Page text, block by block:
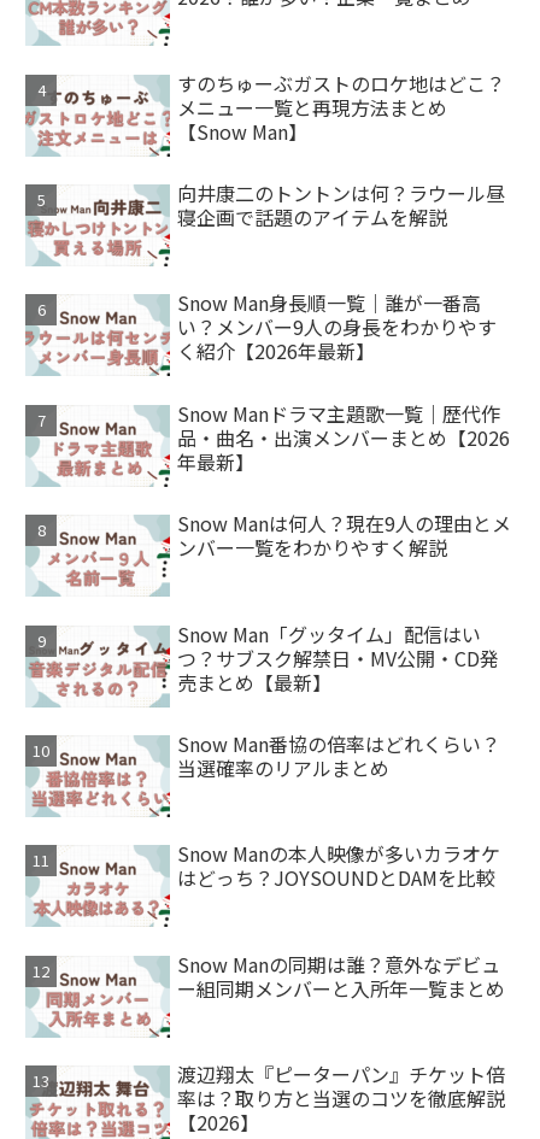
すのちゅーぶガストのロケ地はどこ？
メニュー一覧と再現方法まとめ
【Snow Man】
向井康二のトントンは何？ラウール昼
寝企画で話題のアイテムを解説
Snow Man身長順一覧｜誰が一番高
い？メンバー9人の身長をわかりやす
く紹介【2026年最新】
Snow Manドラマ主題歌一覧｜歴代作
品・曲名・出演メンバーまとめ【2026
年最新】
Snow Manは何人？現在9人の理由とメ
ンバー一覧をわかりやすく解説
Snow Man「グッタイム」配信はい
つ？サブスク解禁日・MV公開・CD発
売まとめ【最新】
Snow Man番協の倍率はどれくらい？
当選確率のリアルまとめ
Snow Manの本人映像が多いカラオケ
はどっち？JOYSOUNDとDAMを比較
Snow Manの同期は誰？意外なデビュ
ー組同期メンバーと入所年一覧まとめ
渡辺翔太『ピーターパン』チケット倍
率は？取り方と当選のコツを徹底解説
【2026】